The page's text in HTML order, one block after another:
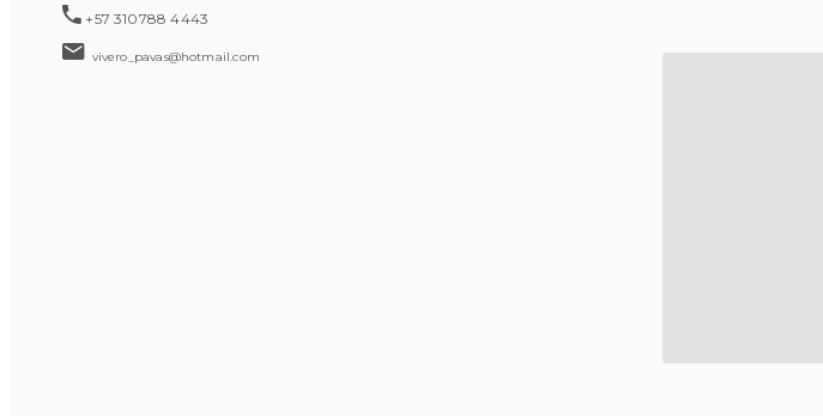
+57 310788 4443
vivero_pavas@hotmail.com